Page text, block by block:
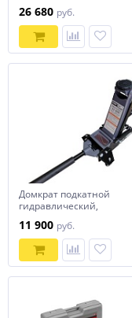
алюминиевый
26 680 руб.
Домкрат подкатной
гидравлический,
кг. KraftWell арт.
11 900 руб.